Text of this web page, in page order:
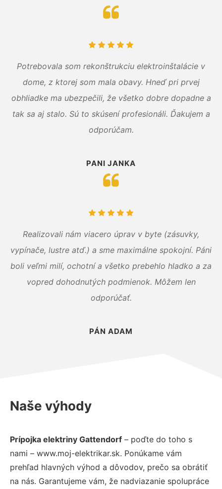
Potrebovala som rekonštrukciu elektroinštalácie v
dome, z ktorej som mala obavy. Hneď pri prvej
obhliadke ma ubezpečili, že všetko dobre dopadne a
tak sa aj stalo. Sú to skúsení profesionáli. Ďakujem a
odporúčam.
PANI JANKA
Realizovali nám viacero úprav v byte (zásuvky,
vypínače, lustre atď.) a sme maximálne spokojní. Páni
boli veľmi milí, ochotní a všetko prebehlo hladko a za
vopred dohodnutých podmienok. Môžem len
odporúčať.
PÁN ADAM
Naše výhody
Prípojka elektriny Gattendorf – poďte do toho s
nami – www.moj-elektrikar.sk. Ponúkame vám
prehľad hlavných výhod a dôvodov, prečo sa obrátiť
na nás. Garantujeme vám, že nadviazanie spolupráce